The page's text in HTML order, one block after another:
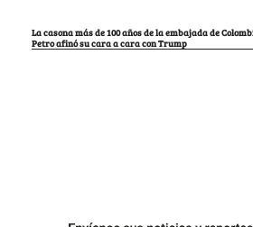
La casona más de 100 años de la embajada de
Petro afinó su cara a cara con Trump